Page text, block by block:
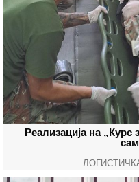
Реализација на